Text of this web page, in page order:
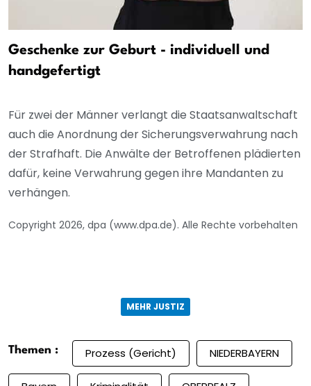
Geschenke zur Geburt - individuell und
handgefertigt
Für zwei der Männer verlangt die Staatsanwaltschaft
auch die Anordnung der Sicherungsverwahrung nach
der Strafhaft. Die Anwälte der Betroffenen plädierten
dafür, keine Verwahrung gegen ihre Mandanten zu
verhängen.
Copyright 2026, dpa (www.dpa.de). Alle Rechte vorbehalten
MEHR JUSTIZ
Themen : Prozess (Gericht) NIEDERBAYERN